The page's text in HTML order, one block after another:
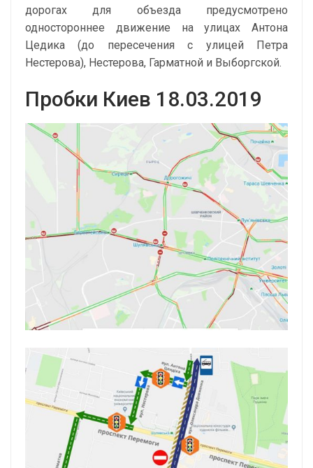
дорогах для объезда предусмотрено
одностороннее движение на улицах Антона
Цедика (до пересечения с улицей Петра
Нестерова), Нестерова, Гарматной и Выборгской.
Пробки Киев 18.03.2019